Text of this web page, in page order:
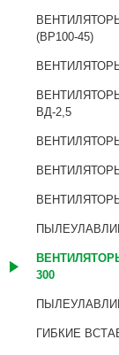
(ВР100-45)
ВД-2,5
300
ГИБКИЕ